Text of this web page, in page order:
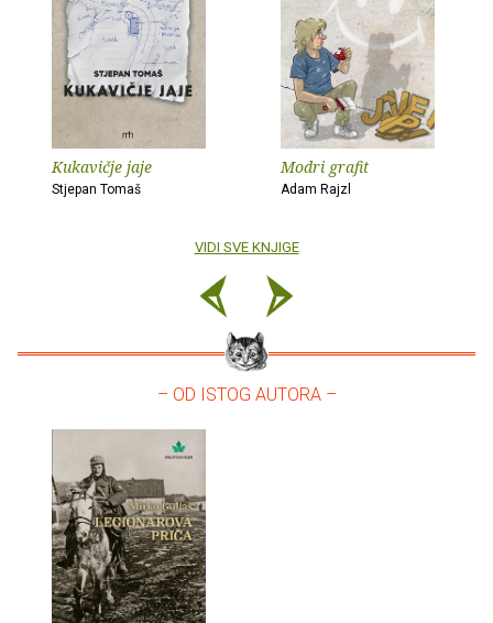
Kukavičje jaje
Stjepan Tomaš
Modri grafit
Adam Rajzl
VIDI SVE KNJIGE
– OD ISTOG AUTORA –